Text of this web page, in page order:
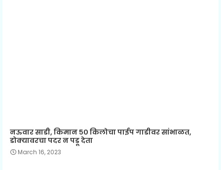
नऊवार साडी, किमान ५० किलोचा पाईप गाडीवर सांभाळत,
डोक्यावरचा पदर न पडू देता
March 16, 2023